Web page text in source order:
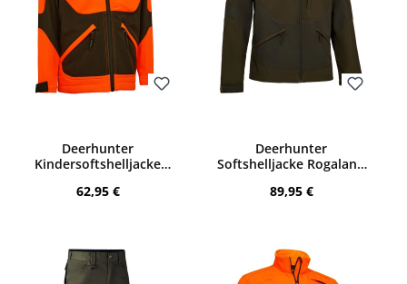
Deerhunter
Kindersoftshelljacke
Regulärer Preis:
62,95 €
Deerhunter
Softshelljacke Rogaland
Regulärer Preis:
89,95 €